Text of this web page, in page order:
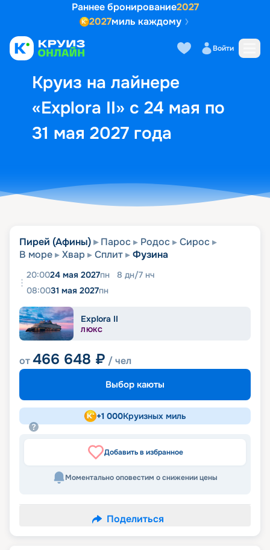
Раннее бронирование2027
2027миль каждому
Войти
Круиз на лайнере
«Explora II» с 24 мая по
31 мая 2027 года
Выбор кают Маршрут и
Пирей (Афины) Парос Родос
Сирос
В море
Хвар Сплит Фузина
20:0024 мая 2027пн 8 дн/7 нч
08:0031 мая 2027пн
Explora II
ЛЮКС
от466 648 ₽ / чел
Выбор каюты
+1 000Круизных миль
Добавить в избранное
Моментально оповестим о снижении цены
Поделиться